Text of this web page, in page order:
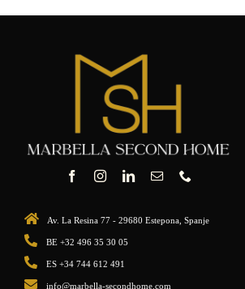
Av. La Resina 77 - 29680 Estepona, Spanje
BE +32 496 35 30 05
ES +34 744 612 491
info@marbella-secondhome.com